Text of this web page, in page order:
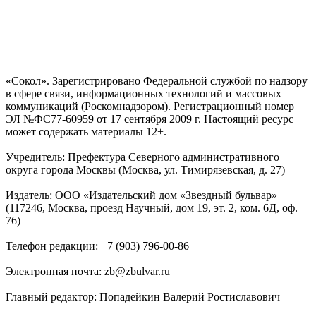
«Сокол». Зарегистрировано Федеральной службой по надзору
в сфере связи, информационных технологий и массовых
коммуникаций (Роскомнадзором). Регистрационный номер
ЭЛ №ФС77-60959 от 17 сентября 2009 г. Настоящий ресурс
может содержать материалы 12+.
Учредитель: Префектура Северного административного
округа города Москвы (Москва, ул. Тимирязевская, д. 27)
Издатель: ООО «Издательский дом «Звездный бульвар»
(117246, Москва, проезд Научный, дом 19, эт. 2, ком. 6Д, оф.
76)
Телефон редакции: +7 (903) 796-00-86
Электронная почта: zb@zbulvar.ru
Главный редактор: Попадейкин Валерий Ростиславович